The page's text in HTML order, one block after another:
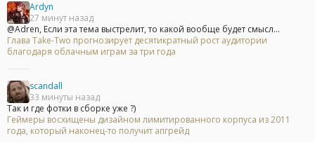
Ardyn
27 минут назад
@Adren, Если эта тема выстрелит, то какой вообще будет смысл...
Глава Take-Two прогнозирует десятикратный рост аудитории
благодаря облачным играм за три года
scandall
33 минуты назад
Так и где фотки в сборке уже ?)
Геймеры восхищены дизайном лимитированного корпуса из 2011
года, который наконец-то получит апгрейд